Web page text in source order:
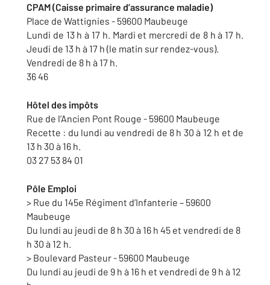
CPAM (Caisse primaire d’assurance maladie)
Place de Wattignies - 59600 Maubeuge
Lundi de 13 h à 17 h. Mardi et mercredi de 8 h à 17 h.
Jeudi de 13 h à 17 h (le matin sur rendez-vous).
Vendredi de 8 h à 17 h.
36 46
Hôtel des impôts
Rue de l’Ancien Pont Rouge - 59600 Maubeuge
Recette : du lundi au vendredi de 8 h 30 à 12 h et de
13 h 30 à 16 h.
03 27 53 84 01
Pôle Emploi
> Rue du 145e Régiment d’Infanterie – 59600
Maubeuge
Du lundi au jeudi de 8 h 30 à 16 h 45 et vendredi de 8
h 30 à 12 h.
> Boulevard Pasteur - 59600 Maubeuge
Du lundi au jeudi de 9 h à 16 h et vendredi de 9 h à 12